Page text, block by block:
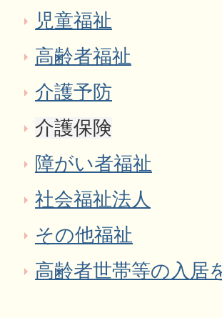
児童福祉
高齢者福祉
介護予防
介護保険
障がい者福祉
社会福祉法人
その他福祉
高齢者世帯等の入居